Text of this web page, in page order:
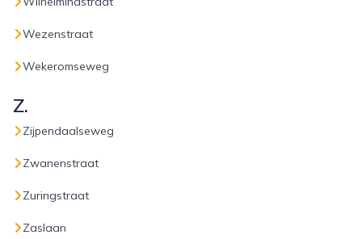
Wezenstraat
Wekeromseweg
Z.
Zijpendaalseweg
Zwanenstraat
Zuringstraat
Zaslaan